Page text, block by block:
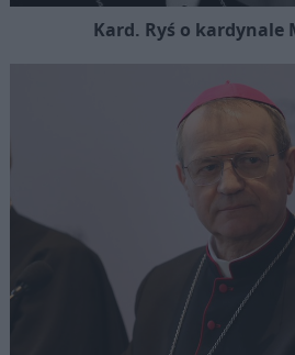
Kard. Ryś o kardynale